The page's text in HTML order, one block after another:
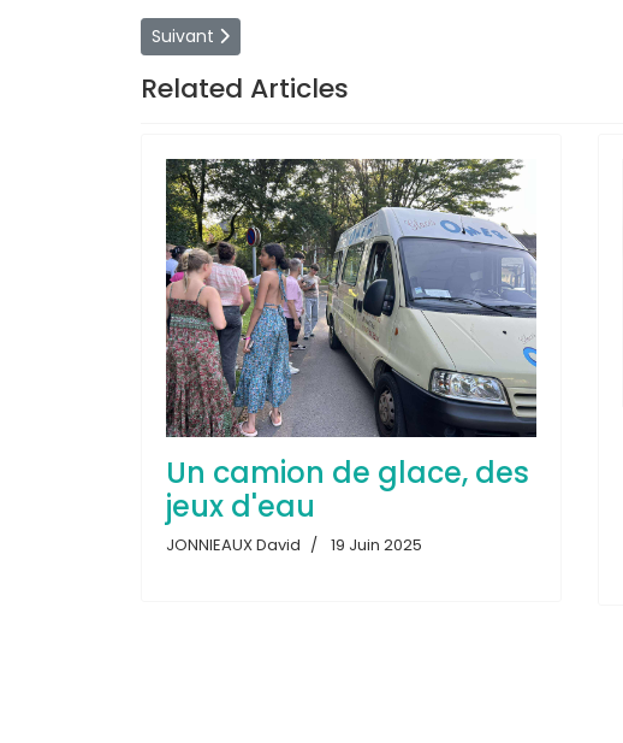
Article suivant : KoKoh-Lanta : L'avènement des héros
Suivant
Related Articles
Un camion de glace, des
jeux d'eau
JONNIEAUX David 19 Juin 2025